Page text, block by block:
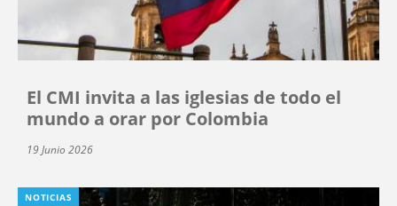
El CMI invita a las iglesias de todo el
mundo a orar por Colombia
19 Junio 2026
NOTICIAS